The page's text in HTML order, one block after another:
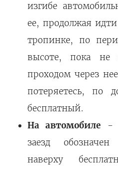
изгибе
ее, продолжая
тропинке, по
высоте, пока не
проходом через
потеряетесь, по
бесплатный.
На автомобиле -
заезд
наверху